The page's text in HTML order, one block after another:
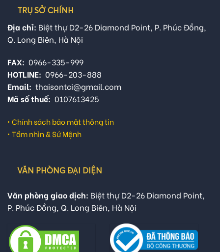
TRỤ SỞ CHÍNH
Địa chỉ: Biệt thự D2-26 Diamond Point, P. Phúc Đồng,
Q. Long Biên, Hà Nội
FAX: 0966-335-999
HOTLINE: 0966-203-888
Email: thaisontci@gmail.com
Mã số thuế: 0107613425
• Chính sách bảo mật thông tin
• Tầm nhìn & Sứ Mệnh
VĂN PHÒNG ĐẠI DIỆN
Văn phòng giao dịch: Biệt thự D2-26 Diamond Point,
P. Phúc Đồng, Q. Long Biên, Hà Nội